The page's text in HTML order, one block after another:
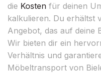
die Kosten für deinen
kalkulieren. Du erhältst
Angebot, das auf deine
Wir bieten dir ein
Verhältnis und
Möbeltransport von